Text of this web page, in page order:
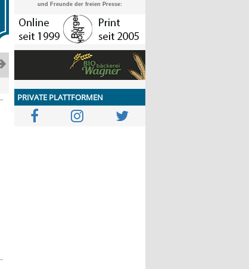
und Freunde der freien Presse:
PRIVATE PLATTFORMEN